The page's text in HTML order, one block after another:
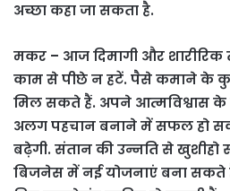
अच्छा कहा जा सकता है.
मकर – आज दिमागी और शारीरिक
काम से पीछे न हटें. पैसे कमाने के
मिल सकते हैं. अपने आत्मविश्वास
अलग पहचान बनाने में सफल हो
बढ़ेगी. संतान की उन्नति से
बिजनेस में नई योजनाएं बना